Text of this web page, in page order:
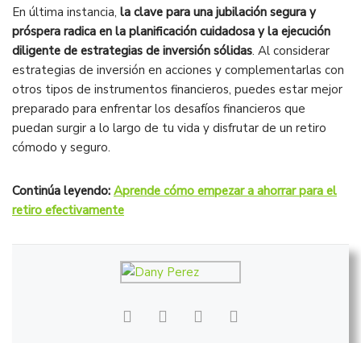
En última instancia, la clave para una jubilación segura y
próspera radica en la planificación cuidadosa y la ejecución
diligente de estrategias de inversión sólidas. Al considerar
estrategias de inversión en acciones y complementarlas con
otros tipos de instrumentos financieros, puedes estar mejor
preparado para enfrentar los desafíos financieros que
puedan surgir a lo largo de tu vida y disfrutar de un retiro
cómodo y seguro.
Continúa leyendo: Aprende cómo empezar a ahorrar para el
retiro efectivamente